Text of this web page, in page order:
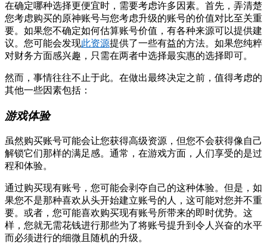
在确定哪种选择更便宜时，需要考虑许多因素。首先，弄清楚
您考虑购买的原神账号与您考虑升级的账号的价值对比至关重
要。如果您不确定如何估算账号价值，有各种来源可以提供建
议。您可能会发现此资源提供了一些有益的方法。如果您纯粹
对财务方面感兴趣，只需在两者中选择最实惠的选择即可。
然而，事情往往不止于此。在做出最终决定之前，值得考虑的
其他一些因素包括：
游戏体验
虽然购买账号可能会让您获得高级资源，但您不会获得像自己
解锁它们那样的满足感。通常，在游戏方面，人们享受的是过
程和体验。
通过购买现有账号，您可能会剥夺自己的这种体验。但是，如
果您不是那种喜欢从头开始建立账号的人，这可能对您并不重
要。或者，您可能喜欢购买现有账号所带来的即时优势。这
样，您就无需花钱进行那些为了将账号提升到令人兴奋的水平
而必须进行的细微且随机的升级。